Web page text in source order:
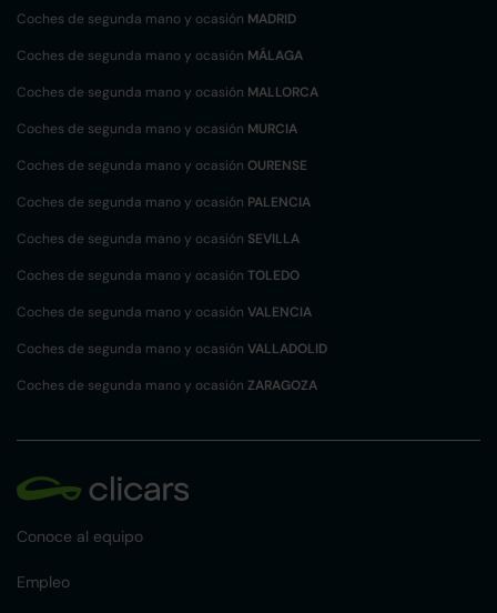
Coches de segunda mano y ocasión MADRID
Coches de segunda mano y ocasión MÁLAGA
Coches de segunda mano y ocasión MALLORCA
Coches de segunda mano y ocasión MURCIA
Coches de segunda mano y ocasión OURENSE
Coches de segunda mano y ocasión PALENCIA
Coches de segunda mano y ocasión SEVILLA
Coches de segunda mano y ocasión TOLEDO
Coches de segunda mano y ocasión VALENCIA
Coches de segunda mano y ocasión VALLADOLID
Coches de segunda mano y ocasión ZARAGOZA
Conoce al equipo
Empleo